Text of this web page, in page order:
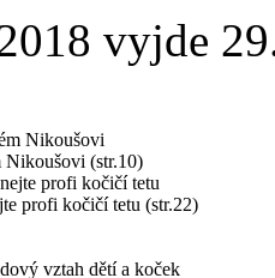
vyjde
Nikoušovi (str.10)
profi kočičí tetu (str.22)